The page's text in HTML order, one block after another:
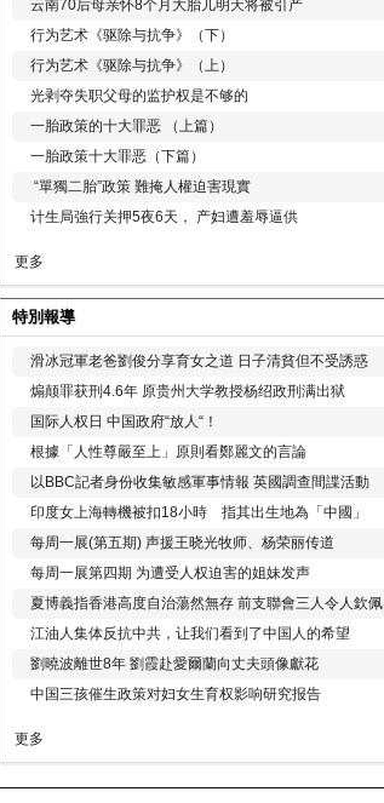
云南70后母亲怀8个月大胎儿明天将被引产
行为艺术《驱除与抗争》（下）
行为艺术《驱除与抗争》（上）
光剥夺失职父母的监护权是不够的
一胎政策的十大罪恶 （上篇）
一胎政策十大罪恶（下篇）
“單獨二胎”政策 難掩人權迫害現實
计生局強行关押5夜6天， 产妇遭羞辱逼供
更多
特別報導
滑冰冠軍老爸劉俊分享育女之道 日子清貧但不受誘惑
煽颠罪获刑4.6年 原贵州大学教授杨绍政刑满出狱
国际人权日 中国政府“放人“！
根據「人性尊嚴至上」原則看鄭麗文的言論
以BBC記者身份收集敏感軍事情報 英國調查間諜活動
印度女上海轉機被扣18小時 指其出生地為「中國」
每周一展(第五期) 声援王晓光牧师、杨荣丽传道
每周一展第四期 为遭受人权迫害的姐妹发声
夏博義指香港高度自治蕩然無存 前支聯會三人令人欽佩
江油人集体反抗中共，让我们看到了中国人的希望
劉曉波離世8年 劉霞赴愛爾蘭向丈夫頭像獻花
中国三孩催生政策对妇女生育权影响研究报告
更多